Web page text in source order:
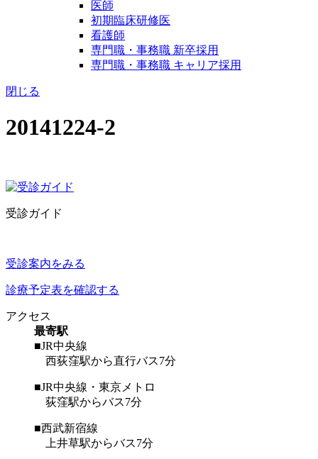
医師
初期臨床研修医
看護師
専門職・事務職 新卒採用
専門職・事務職 キャリア採用
閉じる
20141224-2
受診ガイド
受診案内をみる
診療予定表を確認する
アクセス
最寄駅
■JR中央線
西荻窪駅から直行バス7分
■JR中央線・東京メトロ
荻窪駅からバス7分
■西武新宿線
上井草駅からバス7分